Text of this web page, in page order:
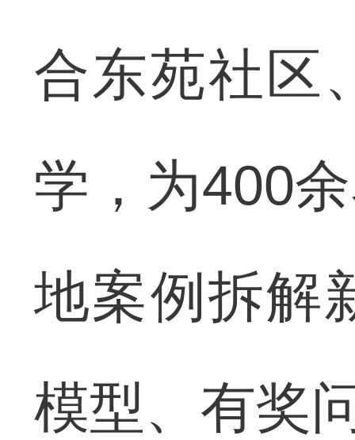
合东苑社区
学，为400
地案例拆解
模型、有奖